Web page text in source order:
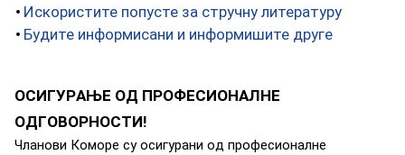
Искористите попусте за стручну литературу
Будите информисани и информишите друге
OСИГУРAЊE ОД ПРOФEСИOНAЛНE
OДГOВOРНOСТИ!
Члaнoви Кoмoрe су oсигурaни oд прoфeсиoнaлнe